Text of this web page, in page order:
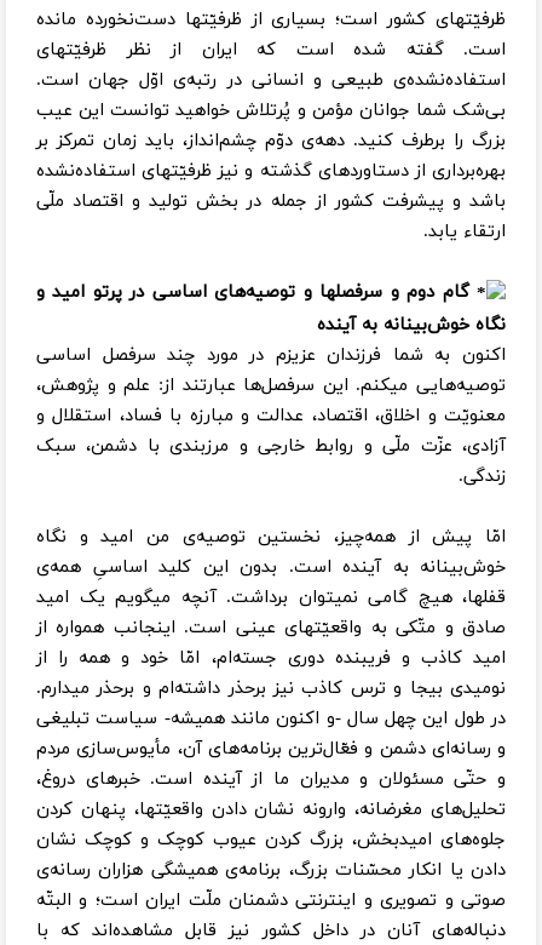
ظرفیّتهای کشور است؛ بسیاری از ظرفیّتها دست‌نخورده مانده
است. گفته شده‌ است که ایران از نظر ظرفیّتهای
استفاده‌نشده‌ی طبیعی و انسانی در رتبه‌ی اوّل جهان است.
بی‌شک شما جوانان مؤمن و پُرتلاش خواهید توانست این عیب
بزرگ را برطرف کنید. دهه‌ی دوّم چشم‌انداز، باید زمان تمرکز بر
بهره‌برداری از دستاوردهای گذشته و نیز ظرفیّتهای استفاده‌نشده
باشد و پیشرفت کشور از جمله در بخش تولید و اقتصاد ملّی
ارتقاء یابد.
گام دوم و سرفصلها و توصیه‌های اساسی در پرتو امید و
نگاه خوش‌بینانه به آینده
اکنون به شما فرزندان عزیزم در مورد چند سرفصل اساسی
توصیه‌هایی میکنم. این سرفصل‌ها عبارتند از: علم و پژوهش،
معنویّت و اخلاق، اقتصاد، عدالت و مبارزه با فساد، استقلال و
آزادی، عزّت ملّی و روابط خارجی و مرزبندی با دشمن، سبک
زندگی.
امّا پیش از همه‌چیز، نخستین توصیه‌ی من امید و نگاه
خوش‌بینانه به آینده است. بدون این کلید اساسیِ همه‌ی
قفلها، هیچ گامی نمیتوان برداشت. آنچه میگویم یک امید
صادق و متّکی به واقعیّتهای عینی است. اینجانب همواره از
امید کاذب و فریبنده‌ دوری جسته‌ام، امّا خود و همه را از
نومیدی بیجا و ترس کاذب نیز برحذر داشته‌‌ام و برحذر میدارم.
در طول این چهل سال -و اکنون مانند همیشه- سیاست تبلیغی
و رسانه‌ای دشمن و فعّال‌ترین برنامه‌های آن، مأیوس‌سازی مردم
و حتّی مسئولان و مدیران ما از آینده است. خبرهای دروغ،
تحلیل‌های مغرضانه، وارونه‌ نشان دادن واقعیّتها، پنهان کردن
جلوه‌های امیدبخش، بزرگ کردن عیوب کوچک و کوچک نشان
دادن یا انکار محسّنات بزرگ، برنامه‌‌ی همیشگی هزاران رسانه‌ی
صوتی و تصویری و اینترنتی دشمنان ملّت ایران است؛ و البتّه
دنباله‌های آنان در داخل کشور نیز قابل مشاهده‌اند که با